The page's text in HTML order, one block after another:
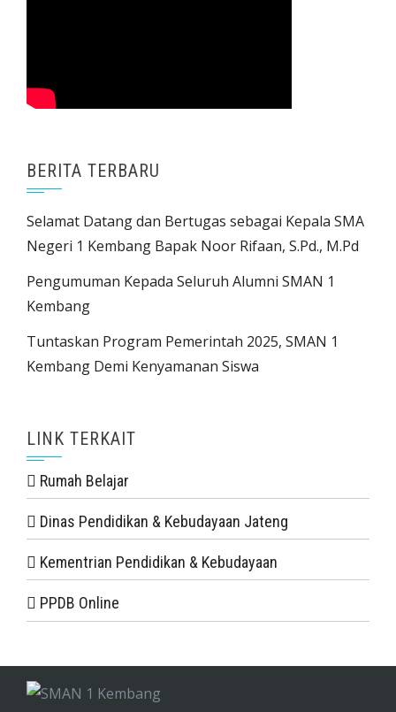
BERITA TERBARU
Selamat Datang dan Bertugas sebagai Kepala SMA
Negeri 1 Kembang Bapak Noor Rifaan, S.Pd., M.Pd
Pengumuman Kepada Seluruh Alumni SMAN 1
Kembang
Tuntaskan Program Pemerintah 2025, SMAN 1
Kembang Demi Kenyamanan Siswa
LINK TERKAIT
Rumah Belajar
Dinas Pendidikan & Kebudayaan Jateng
Kementrian Pendidikan & Kebudayaan
PPDB Online